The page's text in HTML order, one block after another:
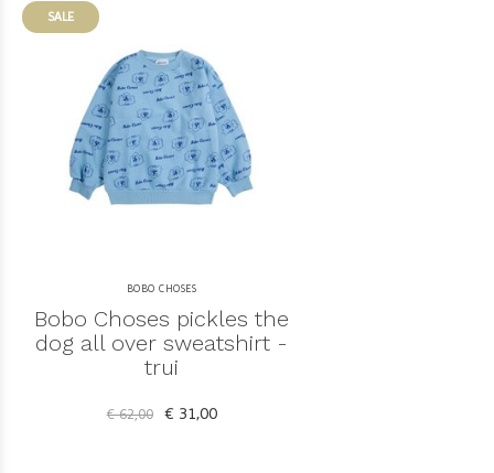
SALE
BOBO CHOSES
Bobo Choses pickles the
dog all over sweatshirt -
trui
€ 62,00 € 31,00